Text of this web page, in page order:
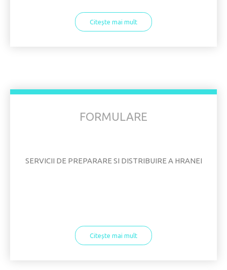
Citește mai mult
FORMULARE
SERVICII DE PREPARARE SI DISTRIBUIRE A HRANEI
Citește mai mult